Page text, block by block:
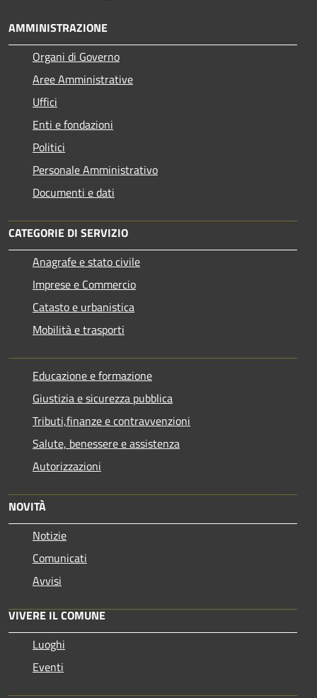
AMMINISTRAZIONE
Organi di Governo
Aree Amministrative
Uffici
Enti e fondazioni
Politici
Personale Amministrativo
Documenti e dati
CATEGORIE DI SERVIZIO
Anagrafe e stato civile
Imprese e Commercio
Catasto e urbanistica
Mobilità e trasporti
Educazione e formazione
Giustizia e sicurezza pubblica
Tributi,finanze e contravvenzioni
Salute, benessere e assistenza
Autorizzazioni
NOVITÀ
Notizie
Comunicati
Avvisi
VIVERE IL COMUNE
Luoghi
Eventi